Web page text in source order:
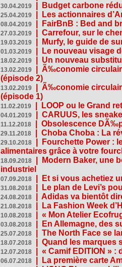
30.04.2019 Budget carbone
25.04.2019 Les actionnaires
08.04.2019 FairBnB : Bed and
27.03.2019 Carrefour, sur le
19.03.2019 Murfy, le guide de
01.03.2019 Le nouveau visage
18.02.2019 Un nouveau
13.02.2019
Ã‰conomie
(épisode 2)
13.02.2019
Ã‰conomie
(épisode 1)
11.02.2019 LOOP ou le Grand
04.01.2019 CARUUS, les
11.12.2018 Obsolescence
29.11.2018 Choba Choba : La
29.10.2018
Fourchette Power :
alimentaires grâce à votre
18.09.2018
Modern Baker, une
industriel
07.09.2018 Et si vous achetiez
31.08.2018 Le plan de Levi’s
24.08.2018 Adidas va bientôt
21.08.2018 La Fashion Week
10.08.2018 « Mon Atelier
03.08.2018 En Allemagne, des
25.07.2018 The North Face se
18.07.2018 Quand les marques
12.07.2018 « Camif EDITION »
06.07.2018 La première carte